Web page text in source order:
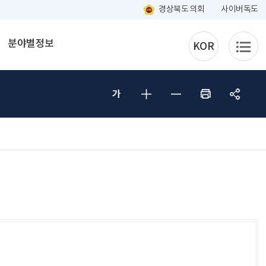
경상북도 의회 사이버독도
분야별정보 KOR